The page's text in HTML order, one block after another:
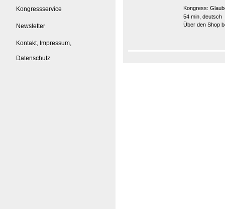
Kongressservice
Newsletter
Kontakt, Impressum,
Datenschutz
Kongress:
54 min, deutsch
Über den Shop